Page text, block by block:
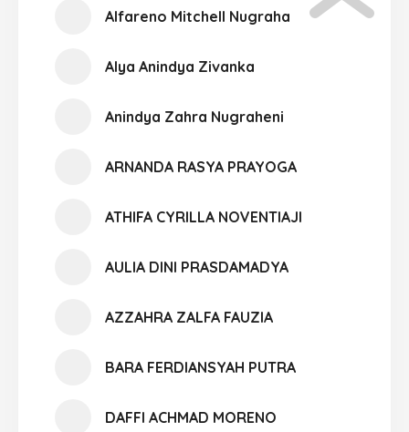
Alfareno Mitchell Nugraha
Alya Anindya Zivanka
Anindya Zahra Nugraheni
ARNANDA RASYA PRAYOGA
ATHIFA CYRILLA NOVENTIAJI
AULIA DINI PRASDAMADYA
AZZAHRA ZALFA FAUZIA
BARA FERDIANSYAH PUTRA
DAFFI ACHMAD MORENO